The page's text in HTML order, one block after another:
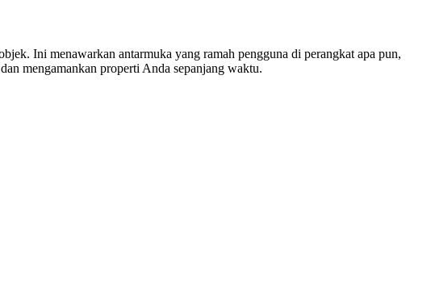
Ini menawarkan antarmuka yang ramah pengguna di perangkat apa pun,
mengamankan properti Anda sepanjang waktu.